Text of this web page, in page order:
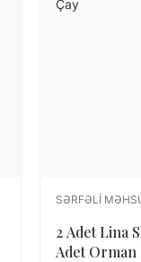
SƏRFƏLI
2 Adet Lina
Adet Orman